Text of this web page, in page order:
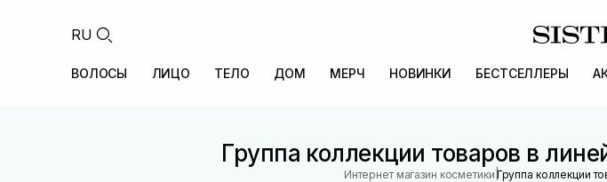
RU
ВОЛОСЫ ЛИЦО ТЕЛО ДОМ МЕРЧ НОВИНКИ БЕСТСЕЛЛЕРЫ
Группа коллекции товаров в
Интернет магазин косметики |Группа коллекции